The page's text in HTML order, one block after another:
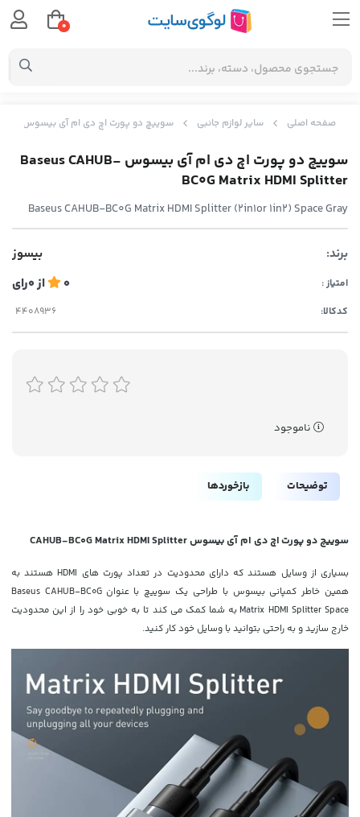
صفحه اصلی سایر لوازم جانبی سوییچ دو پورت اچ دی ام آی بیسوس Baseus CAHUB-BC0G Matrix HDMI Splitter
سوییچ دو پورت اچ دی ام آی بیسوس Baseus CAHUB-
BC0G Matrix HDMI Splitter
Baseus CAHUB-BC0G Matrix HDMI Splitter (2in1or 1in2) Space Gray
برند: بیسوز
امتیاز : 0 از0رای
کدکالا:
ناموجود
توضیحات بازخوردها
سوییچ دو پورت اچ دی ام آی بیسوس CAHUB-BC0G Matrix HDMI Splitter
بسیاری از وسایل هستند که دارای محدودیت در تعداد پورت های HDMI هستند به
همین خاطر کمپانی بیسوس با طراحی یک سوییچ با عنوان Baseus CAHUB-BC0G
Matrix HDMI Splitter Space به شما کمک می کند تا به خوبی خود را از این محدودیت
خارج سازید و به راحتی بتوانید با وسایل خود کار کنید.
0